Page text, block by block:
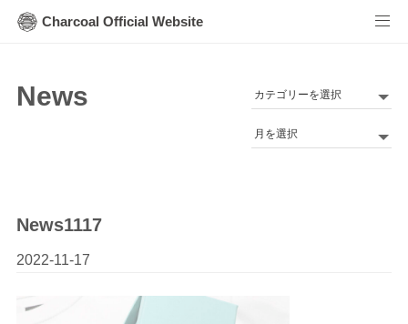
Charcoal Official Website
News
カ
ゴArchives
News1117
2022-11-17